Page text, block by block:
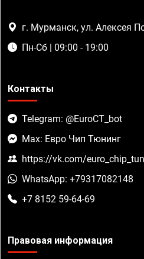
г. Мурманск, ул. Алексея
Пн-Сб | 09:00 - 19:00
Контакты
Telegram: @EuroCT_bot
Max: Евро Чип Тюнинг
https://vk.com/
WhatsApp: +79317082148
+7 8152 59-64-69
Правовая информация